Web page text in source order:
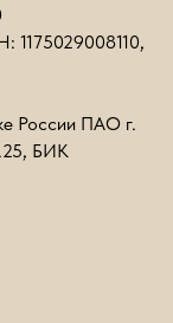
России ПАО г.
БИК